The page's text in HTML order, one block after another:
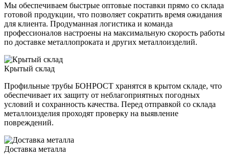
Мы обеспечиваем быстрые оптовые поставки прямо со склада
готовой продукции, что позволяет сократить время ожидания
для клиента. Продуманная логистика и команда
профессионалов настроены на максимальную скорость работы
по доставке металлопроката и других металлоизделий.
Крытый склад
Профильные трубы БОНРОСТ хранятся в крытом складе, что
обеспечивает их защиту от неблагоприятных погодных
условий и сохранность качества. Перед отправкой со склада
металлоизделия проходят проверку на выявление
повреждений.
Доставка металла